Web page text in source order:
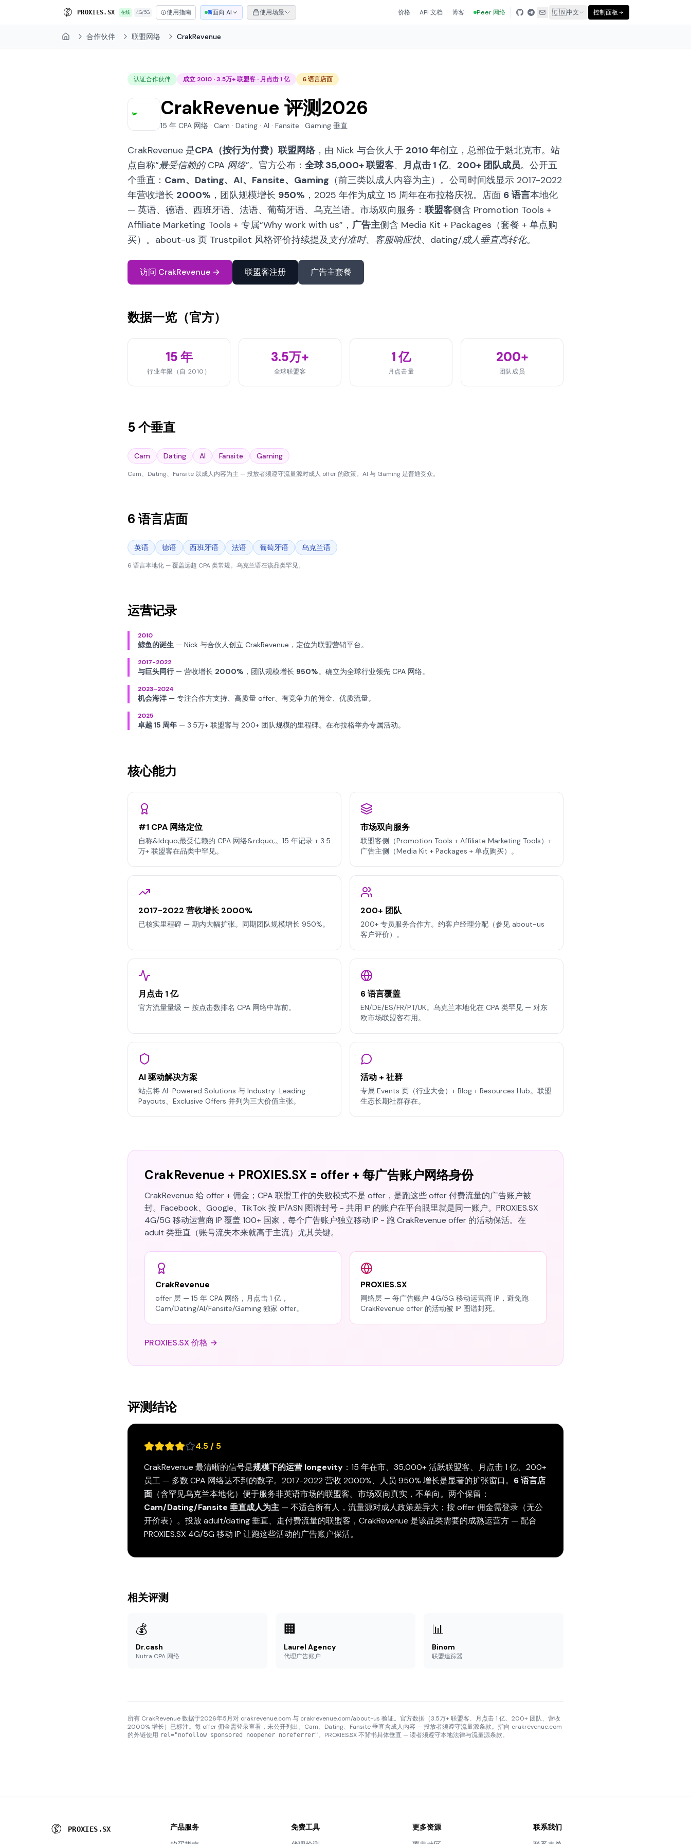
PROXI ES. SX 在线 4G/5G 使用指南 新面向 AI 使用场景 价格 API 文档 博客 Peer 网络 🇨🇳中文 控制面板
Home 合作伙伴 联盟网络 CrakRevenue
认证合作伙伴 成立 2010 · 3.5万+ 联盟客 · 月点击 1 亿 6 语言店面
CrakRevenue 评测2026
15 年 CPA 网络 · Cam · Dating · AI · Fansite · Gaming 垂直
CrakRevenue 是CPA（按行为付费）联盟网络，由 Nick 与合伙人于 2010 年创立，总部位于魁北克市。站
点自称“最受信赖的 CPA 网络”。官方公布： 全球 35,000+ 联盟客、 月点击 1 亿、 200+ 团队成员。公开五
个垂直： Cam、Dating、AI、Fansite、Gaming （前三类以成人内容为主）。公司时间线显示 2017-2022
年营收增长 2000% ，团队规模增长 950% ，2025 年作为成立 15 周年在布拉格庆祝。店面 6 语言本地化
— 英语、德语、西班牙语、法语、葡萄牙语、乌克兰语。市场双向服务： 联盟客侧含 Promotion Tools +
Affiliate Marketing Tools + 专属“Why work with us”， 广告主侧含 Media Kit + Packages（套餐 + 单点购
买）。about-us 页 Trustpilot 风格评价持续提及支付准时、 客服响应快、 dating/成人垂直高转化。
访问 CrakRevenue → 联盟客注册 广告主套餐
数据一览（官方）
15 年
行业年限（自 2010）
3.5万+
全球联盟客
1 亿
月点击量
200+
团队成员
5 个垂直
Cam Dating AI Fansite Gaming
Cam、Dating、Fansite 以成人内容为主 — 投放者须遵守流量源对成人 offer 的政策。AI 与 Gaming 是普通受众。
6 语言店面
英语 德语 西班牙语 法语 葡萄牙语 乌克兰语
6 语言本地化 — 覆盖远超 CPA 类常规。乌克兰语在该品类罕见。
运营记录
2010
鲸鱼的诞生 — Nick 与合伙人创立 CrakRevenue，定位为联盟营销平台。
2017-2022
与巨头同行— 营收增长 2000% ，团队规模增长 950%。确立为全球行业领先 CPA 网络。
2023-2024
机会海洋 — 专注合作方支持、高质量 offer、有竞争力的佣金、优质流量。
2025
卓越 15 周年 — 3.5万+ 联盟客与 200+ 团队规模的里程碑。在布拉格举办专属活动。
核心能力
#1 CPA 网络定位
自称&ldquo;最受信赖的 CPA 网络&rdquo;。15 年记录 + 3.5
万+ 联盟客在品类中罕见。
市场双向服务
联盟客侧（Promotion Tools + Affiliate Marketing Tools）+
广告主侧（Media Kit + Packages + 单点购买）。
2017-2022 营收增长 2000%
已核实里程碑 — 期内大幅扩张。同期团队规模增长 950%。
200+ 团队
200+ 专员服务合作方。约客户经理分配（参见 about-us
客户评价）。
月点击 1 亿
官方流量量级 — 按点击数排名 CPA 网络中靠前。
6 语言覆盖
EN/DE/ES/FR/PT/UK。乌克兰本地化在 CPA 类罕见 — 对东
欧市场联盟客有用。
AI 驱动解决方案
站点将 AI-Powered Solutions 与 Industry-Leading
Payouts、Exclusive Offers 并列为三大价值主张。
活动 + 社群
专属 Events 页（行业大会）+ Blog + Resources Hub。联盟
生态长期社群存在。
CrakRevenue + PROXIES.SX = offer + 每广告账户网络身份
CrakRevenue 给 offer + 佣金；CPA 联盟工作的失败模式不是 offer，是跑这些 offer 付费流量的广告账户被
封。Facebook、Google、TikTok 按 IP/ASN 图谱封号 - 共用 IP 的账户在平台眼里就是同一账户。PROXIES.SX
4G/5G 移动运营商 IP 覆盖 100+ 国家，每个广告账户独立移动 IP - 跑 CrakRevenue offer 的活动保活。在
adult 类垂直（账号流失本来就高于主流）尤其关键。
CrakRevenue
offer 层 — 15 年 CPA 网络，月点击 1 亿，
Cam/Dating/AI/Fansite/Gaming 独家 offer。
PROXIES.SX
网络层 — 每广告账户 4G/5G 移动运营商 IP，避免跑
CrakRevenue offer 的活动被 IP 图谱封死。
PROXIES.SX 价格 →
评测结论
4.5 / 5
CrakRevenue 最清晰的信号是规模下的运营 longevity ：15 年在市、35,000+ 活跃联盟客、月点击 1 亿、200+
员工 — 多数 CPA 网络达不到的数字。2017-2022 营收 2000%、人员 950% 增长是显著的扩张窗口。 6 语言店
面 （含罕见乌克兰本地化）便于服务非英语市场的联盟客。市场双向真实，不单向。两个保留：
Cam/Dating/Fansite 垂直成人为主 — 不适合所有人，流量源对成人政策差异大；按 offer 佣金需登录（无公
开价表）。投放 adult/dating 垂直、走付费流量的联盟客，CrakRevenue 是该品类需要的成熟运营方 — 配合
PROXIES.SX 4G/5G 移动 IP 让跑这些活动的广告账户保活。
相关评测
💰
Dr.cash
Nutra CPA 网络
🏢
Laurel Agency
代理广告账户
📊
Binom
联盟追踪器
所有 CrakRevenue 数据于2026年5月对 crakrevenue.com 与 crakrevenue.com/about-us 验证。官方数据（3.5万+ 联盟客、月点击 1 亿、200+ 团队、营收
2000% 增长）已标注。每 offer 佣金需登录查看，未公开列出。Cam、Dating、Fansite 垂直含成人内容 — 投放者须遵守流量源条款。指向 crakrevenue.com
的外链使用 rel="nofollow sponsored noopener noreferrer"。PROXIES.SX 不背书具体垂直 — 读者须遵守本地法律与流量源条款。
PROXIES .SX
产品服务
免费工具
更多资源
联系我们